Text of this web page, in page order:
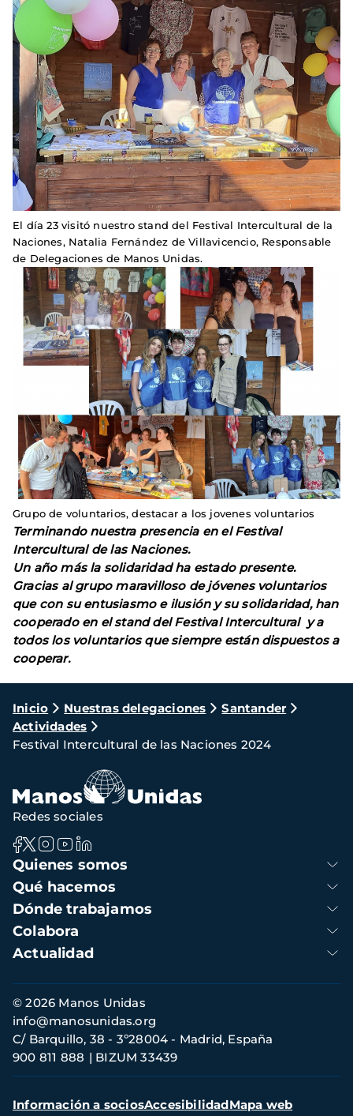
El día 23 visitó nuestro stand del Festival Intercultural de la
Naciones, Natalia Fernández de Villavicencio, Responsable
de Delegaciones de Manos Unidas.
Grupo de voluntarios, destacar a los jovenes voluntarios
Terminando nuestra presencia en el Festival
Intercultural de las Naciones.
Un año más la solidaridad ha estado presente.
Gracias al grupo maravilloso de jóvenes voluntarios
que con su entusiasmo e ilusión y su solidaridad, han
cooperado en el stand del Festival Intercultural y a
todos los voluntarios que siempre están dispuestos a
cooperar.
Ruta
de
navegación
Inicio Nuestras delegaciones
Santander
Actividades
Festival Intercultural de las Naciones 2024
Navegación
principal
Quienes somos
Qué hacemos
Dónde trabajamos
Colabora
Actualidad
Redes sociales
Información
de
contacto
© 2026 Manos Unidas
C/ Barquillo, 38 - 3º28004 - Madrid, España
900 811 888
BIZUM 33439
info@manosunidas.org
Menú
Información a sociosAccesibilidadMapa web